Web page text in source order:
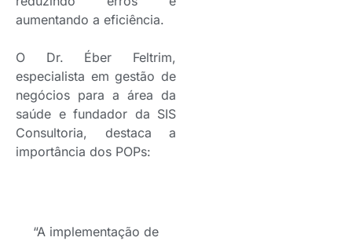
aumentando a eficiência.
O Dr. Éber Feltrim,
especialista em gestão de
negócios para a área da
saúde e fundador da SIS
Consultoria, destaca a
importância dos POPs:
“A implementação de